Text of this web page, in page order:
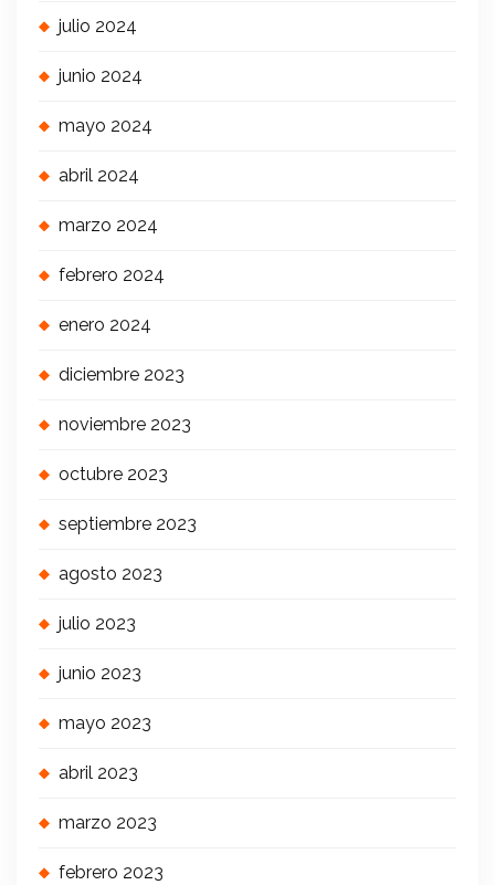
julio 2024
junio 2024
mayo 2024
abril 2024
marzo 2024
febrero 2024
enero 2024
diciembre 2023
noviembre 2023
octubre 2023
septiembre 2023
agosto 2023
julio 2023
junio 2023
mayo 2023
abril 2023
marzo 2023
febrero 2023